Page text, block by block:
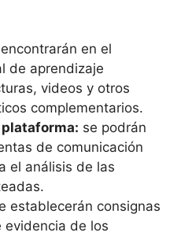
en el
de aprendizaje
videos y otros
complementarios.
se podrán
de comunicación
el análisis de las
establecerán consignas
evidencia de los